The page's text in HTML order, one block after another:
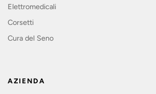
Elettromedicali
Corsetti
Cura del Seno
AZIENDA